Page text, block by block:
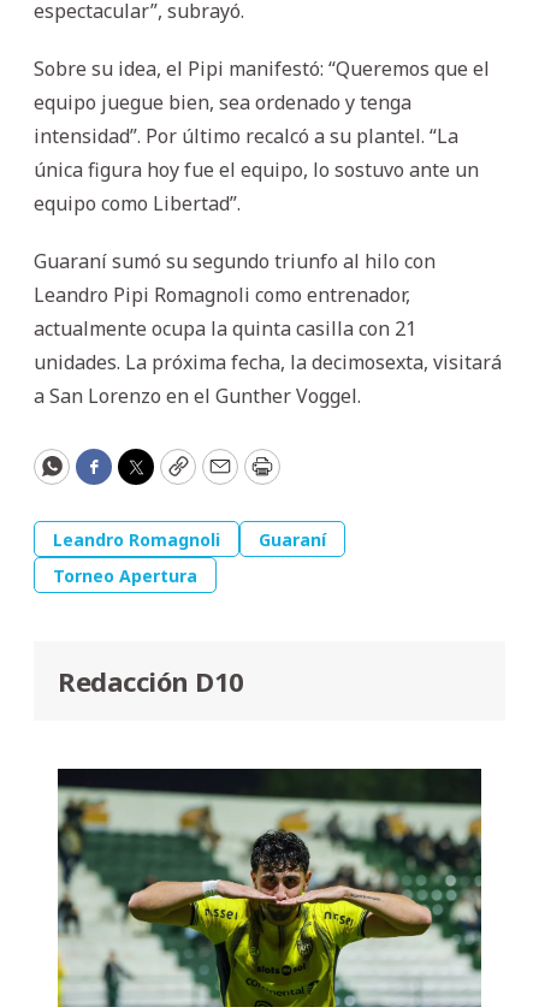
espectacular”, subrayó.
Sobre su idea, el Pipi manifestó: “Queremos que el
equipo juegue bien, sea ordenado y tenga
intensidad”. Por último recalcó a su plantel. “La
única figura hoy fue el equipo, lo sostuvo ante un
equipo como Libertad”.
Guaraní sumó su segundo triunfo al hilo con
Leandro Pipi Romagnoli como entrenador,
actualmente ocupa la quinta casilla con 21
unidades. La próxima fecha, la decimosexta, visitará
a San Lorenzo en el Gunther Voggel.
WhatsApp
Facebook
Twitter
CopyEmailPrint
Leandro Romagnoli
Guaraní
Torneo Apertura
Redacción D10